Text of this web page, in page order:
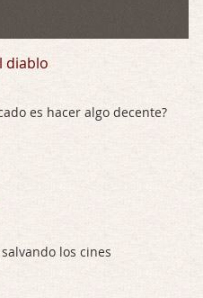
Dudaba en ver la serie, una serie de 4 cap …
Oscuras
diablo
es hacer algo decente?
los cines